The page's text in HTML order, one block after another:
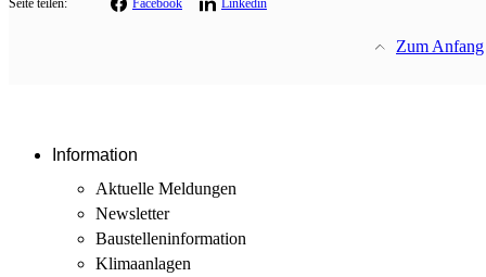
Seite teilen: Facebook Linkedin
Zum Anfang
Information
Aktuelle Meldungen
Newsletter
Baustellen­information
Klimaanlagen